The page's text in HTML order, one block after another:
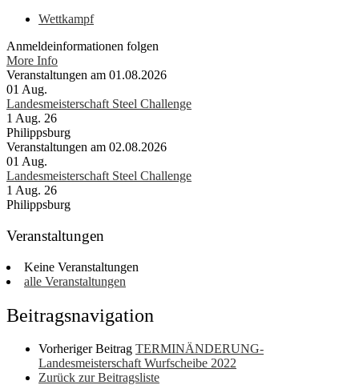
Wettkampf
Anmeldeinformationen folgen
More Info
Veranstaltungen am 01.08.2026
01 Aug.
Landesmeisterschaft Steel Challenge
1 Aug. 26
Philippsburg
Veranstaltungen am 02.08.2026
01 Aug.
Landesmeisterschaft Steel Challenge
1 Aug. 26
Philippsburg
Veranstaltungen
Keine Veranstaltungen
alle Veranstaltungen
Beitragsnavigation
Vorheriger Beitrag TERMINÄNDERUNG-
Landesmeisterschaft Wurfscheibe 2022
Zurück zur Beitragsliste